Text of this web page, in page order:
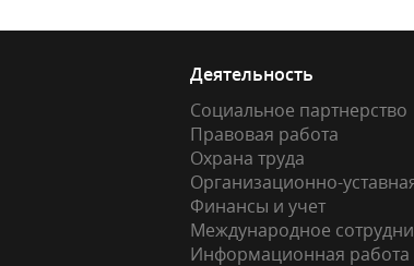
Деятельность
Социальное партнерство
Правовая работа
Охрана труда
Организационно-
Финансы и учет
Международное
Информационная работа